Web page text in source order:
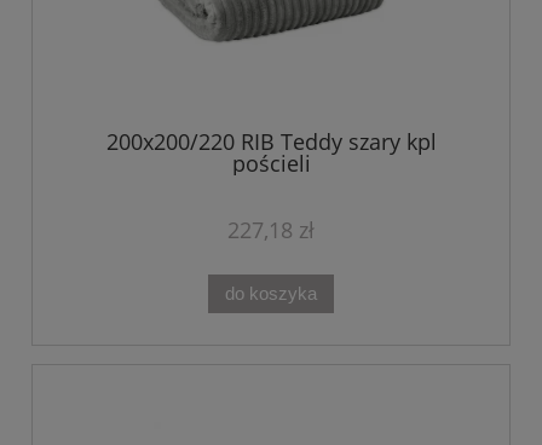
200x200/220 RIB Teddy szary kpl
pościeli
227,18 zł
do koszyka